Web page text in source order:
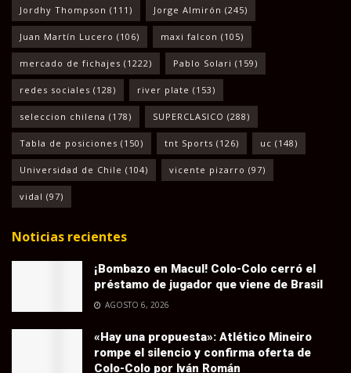
Jordhy Thompson (111) Jorge Almirón (245)
Juan Martín Lucero (106) maxi falcon (105)
mercado de fichajes (1222) Pablo Solari (159)
redes sociales (128) river plate (153)
seleccion chilena (178) SUPERCLASICO (288)
Tabla de posiciones (150) tnt Sports (126) uc (148)
Universidad de Chile (104) vicente pizarro (97)
vidal (97)
Noticias recientes
¡Bombazo en Macul! Colo-Colo cerró el
préstamo de jugador que viene de Brasil
AGOSTO 6, 2026
«Hay una propuesta»: Atlético Mineiro
rompe el silencio y confirma oferta de
Colo-Colo por Iván Román